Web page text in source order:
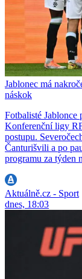
Jablonec má
náskok
Fotbalisté
Konferenční ligy
postupu.
Čanturišvili a po
programu za týden
Aktuálně.cz - Sport
dnes, 18:03